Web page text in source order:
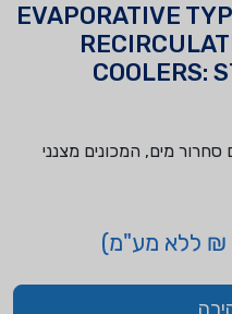
EVAPORATIVE
COOLERS:
סחרור מים, המכונים מצנני